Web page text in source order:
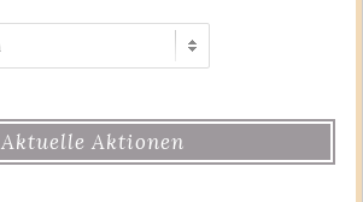
Aktuelle Aktionen